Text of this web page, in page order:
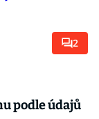
2
podle údajů